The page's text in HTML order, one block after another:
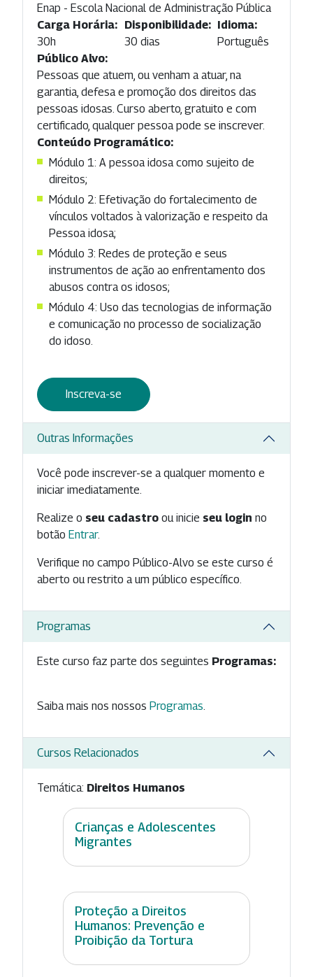
Enap - Escola Nacional de Administração Pública
Carga Horária:
30h
Disponibilidade:
30 dias
Idioma:
Português
Público Alvo:
Pessoas que atuem, ou venham a atuar, na
garantia, defesa e promoção dos direitos das
pessoas idosas. Curso aberto, gratuito e com
certificado, qualquer pessoa pode se inscrever.
Conteúdo Programático:
Módulo 1: A pessoa idosa como sujeito de
direitos;
Módulo 2: Efetivação do fortalecimento de
vínculos voltados à valorização e respeito da
Pessoa idosa;
Módulo 3: Redes de proteção e seus
instrumentos de ação ao enfrentamento dos
abusos contra os idosos;
Módulo 4: Uso das tecnologias de informação
e comunicação no processo de socialização
do idoso.
Inscreva-se
Outras Informações
Você pode inscrever-se a qualquer momento e
iniciar imediatamente.
Realize o seu cadastro ou inicie seu login no
botão Entrar.
Verifique no campo Público-Alvo se este curso é
aberto ou restrito a um público específico.
Programas
Este curso faz parte dos seguintes Programas:
Saiba mais nos nossos Programas
Cursos Relacionados
Temática: Direitos Humanos
Crianças e Adolescentes
Migrantes
Proteção a Direitos
Humanos: Prevenção e
Proibição da Tortura